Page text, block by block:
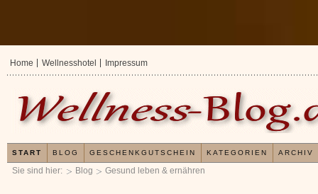
Sie sind hier: Blog Gesund leben & ernähren
Home Wellnesshotel Impressum
START BLOG GESCHENKGUTSCHEIN KATEGORIEN ARCHIV